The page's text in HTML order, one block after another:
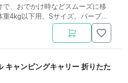
、おでかけ時などスムーズに移
4kg以下用。Sサイズ。パープ
キャンピングキャリー 折りたた